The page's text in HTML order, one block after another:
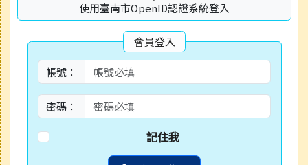
使用臺南市OpenID認證系統登入
會員登入
帳號：
密碼：
記住我